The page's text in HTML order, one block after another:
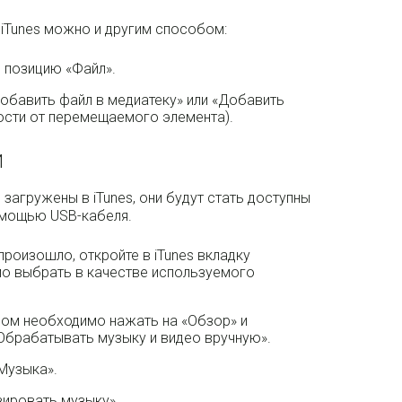
можно и другим способом:
«Файл».
файл в медиатеку» или «Добавить
от перемещаемого элемента).
в iTunes, они будут стать доступны
USB-кабеля.
откройте в iTunes вкладку
выбрать в качестве используемого
необходимо нажать на «Обзор» и
музыку и видео вручную».